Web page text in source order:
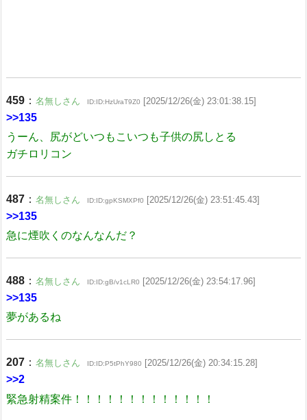
459 ： 名無しさん ID:ID:HzUraT9Z0 [2025/12/26(金) 23:01:38.15]
>>135
うーん、尻がどいつもこいつも子供の尻しとる
ガチロリコン
487 ： 名無しさん ID:ID:gpKSMXPf0 [2025/12/26(金) 23:51:45.43]
>>135
急に煙吹くのなんなんだ？
488 ： 名無しさん ID:ID:gB/v1cLR0 [2025/12/26(金) 23:54:17.96]
>>135
夢があるね
207 ： 名無しさん ID:ID:P5tPhY980 [2025/12/26(金) 20:34:15.28]
>>2
緊急射精案件！！！！！！！！！！！！！